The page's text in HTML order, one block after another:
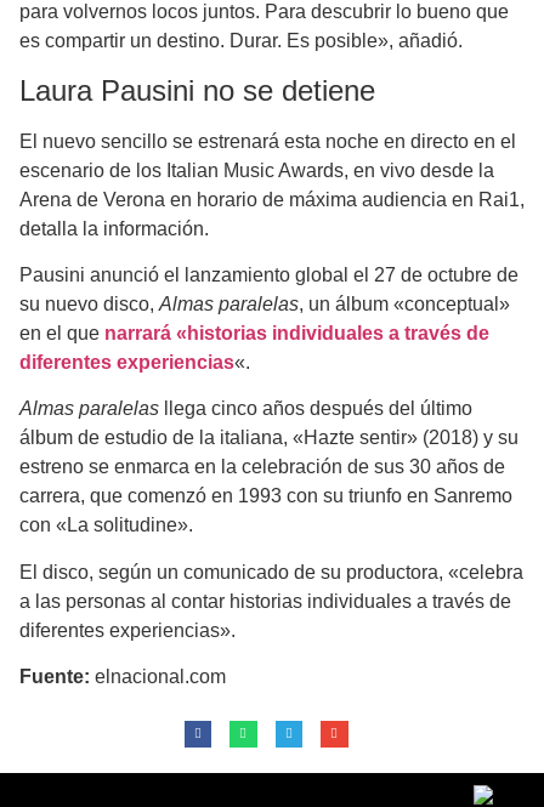
para volvernos locos juntos. Para descubrir lo bueno que
es compartir un destino. Durar. Es posible», añadió.
Laura Pausini no se detiene
El nuevo sencillo se estrenará esta noche en directo en el
escenario de los Italian Music Awards, en vivo desde la
Arena de Verona en horario de máxima audiencia en Rai1,
detalla la información.
Pausini anunció el lanzamiento global el 27 de octubre de
su nuevo disco, Almas paralelas, un álbum «conceptual»
en el que narrará «historias individuales a través de
diferentes experiencias«.
Almas paralelas llega cinco años después del último
álbum de estudio de la italiana, «Hazte sentir» (2018) y su
estreno se enmarca en la celebración de sus 30 años de
carrera, que comenzó en 1993 con su triunfo en Sanremo
con «La solitudine».
El disco, según un comunicado de su productora, «celebra
a las personas al contar historias individuales a través de
diferentes experiencias».
Fuente: elnacional.com